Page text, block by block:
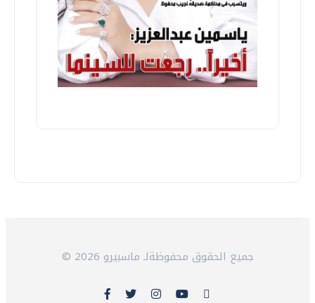
© 2026 جميع الحقوق محفوظةلـ ماسبيرو